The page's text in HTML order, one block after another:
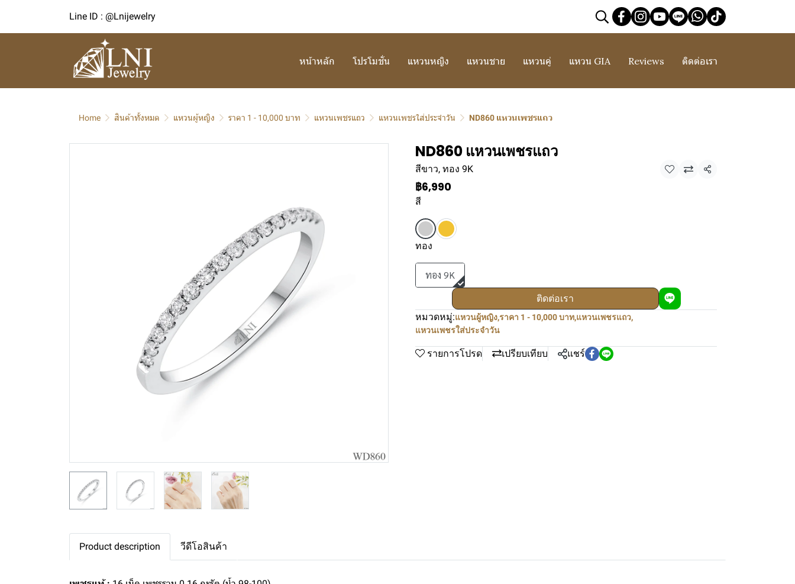
Line ID : @Lnijewelry
หน้าหลัก โปรโมชั่น แหวนหญิง แหวนชาย แหวนคู่ แหวน GIA Reviews ติดต่อเรา
Home สินค้าทั้งหมด แหวนผู้หญิง ราคา 1 - 10,000 บาท แหวนเพชรแถว แหวนเพชรใส่ประจำวัน ND860 แหวนเพชรแถว
ND860 แหวนเพชรแถว
สีขาว, ทอง 9K แชร์
฿6,990
สี
ทอง
ทอง 9K
ติดต่อเรา
หมวดหมู่:แหวนผู้หญิง,ราคา 1 - 10,000 บาท,แหวนเพชรแถว,
แหวนเพชรใส่ประจำวัน
รายการโปรด เปรียบเทียบ แชร์
Product description วีดีโอสินค้า